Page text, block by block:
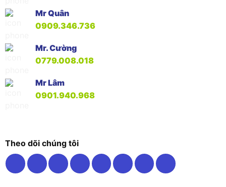
Mr Quân
0909.346.736
Mr. Cường
0779.008.018
Mr Lâm
0901.940.968
Theo dõi chúng tôi